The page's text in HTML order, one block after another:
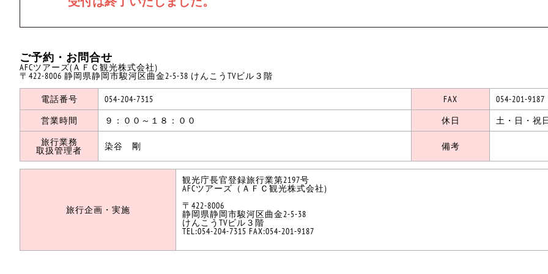
ご予約・お問合せ
AFCツアーズ(ＡＦＣ観光株式会社)
〒422-8006 静岡県静岡市駿河区曲金2-5-38 けんこうTVビル３階
電話番号 054-204-7315 FAX
054-201-9187
営業時間
９：００～１８：００ 休日
土・日・祝
旅行業務
取扱管理者 染谷 剛 備考
旅行企画・実施
観光庁長官登録旅行業第2197号
AFCツアーズ（ＡＦＣ観光株式会社)
〒422-8006
静岡県静岡市駿河区曲金2-5-38
けんこうTVビル３階
TEL:054-204-7315 FAX:054-201-9187